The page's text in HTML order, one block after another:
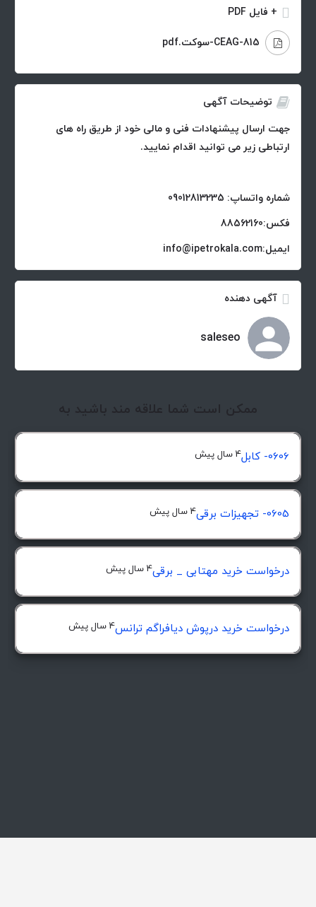
+ فایل PDF
815-CEAG-سوکت.pdf
توضیحات آگهی
جهت ارسال پیشنهادات فنی و مالی خود از طریق راه های
ارتباطی زیر می توانید اقدام نمایید.
شماره واتساپ: 09012813235
فکس:88562160
ایمیل:info@ipetrokala.com
آگهی دهنده
saleseo
ممکن است شما علاقه مند باشید به
0606- کابل 4 سال پیش
0605- تجهیزات برقی 4 سال پیش
درخواست خرید مهتابی _ برقی4 سال پیش
درخواست خرید درپوش ديافراگم ترانس4 سال پیش